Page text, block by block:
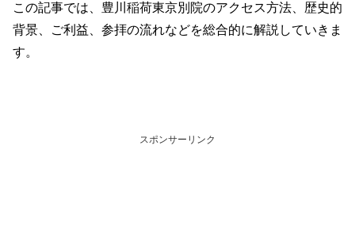
この記事では、豊川稲荷東京別院のアクセス方法、歴史的
背景、ご利益、参拝の流れなどを総合的に解説していきま
す。
スポンサーリンク